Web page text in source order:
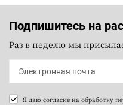
Подпишитесь на
Раз в неделю мы
Я даю согласие на обработку